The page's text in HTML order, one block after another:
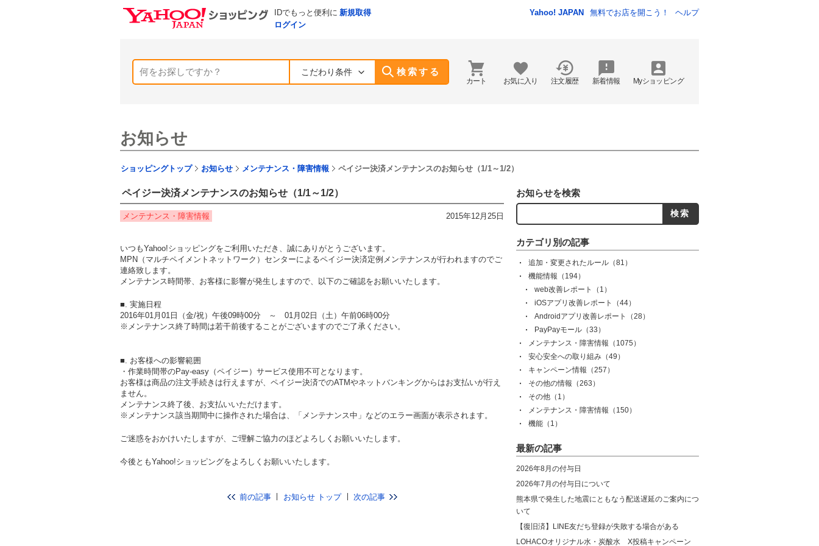
IDでもっと便利に 新規取得 Yahoo! JAPAN 無料でお店を開こう！
ヘルプ
ログイン
こだわり条件 検索する
カート お気に入り 注文履歴 新着情報 Myショッピング
お知らせ
ショッピングトップ お知らせ メンテナンス・障害情報 ペイジー決済メンテナンスのお知らせ（1/1～1/2）
ペイジー決済メンテナンスのお知らせ（1/1～1/2）
メンテナンス・障害情報 2015年12月25日
いつもYahoo!ショッピングをご利用いただき、誠にありがとうございます。
MPN（マルチペイメントネットワーク）センターによるペイジー決済定例メンテナンスが行われますのでご
連絡致します。
メンテナンス時間帯、お客様に影響が発生しますので、以下のご確認をお願いいたします。
■. 実施日程
2016年01月01日（金/祝）午後09時00分 ～ 01月02日（土）午前06時00分
※メンテナンス終了時間は若干前後することがございますのでご了承ください。
■. お客様への影響範囲
・作業時間帯のPay-easy（ペイジー）サービス使用不可となります。
お客様は商品の注文手続きは行えますが、ペイジー決済でのATMやネットバンキングからはお支払いが行え
ません。
メンテナンス終了後、お支払いいただけます。
※メンテナンス該当期間中に操作された場合は、「メンテナンス中」などのエラー画面が表示されます。
ご迷惑をおかけいたしますが、ご理解ご協力のほどよろしくお願いいたします。
今後ともYahoo!ショッピングをよろしくお願いいたします。
前の記事 お知らせ トップ 次の記事
お知らせを検索
カテゴリ別の記事
追加・変更されたルール （81）
機能情報 （194）
web改善レポート
（1）
iOSアプリ改善レポート
（44）
Androidアプリ改善レポート
（28）
PayPayモール （33）
メンテナンス・障害情報 （1075）
安心安全への取り組み （49）
キャンペーン情報 （257）
その他の情報 （263）
その他 （1）
メンテナンス・障害情報 （150）
機能 （1）
最新の記事
2026年8月の付与日
2026年7月の付与日について
熊本県で発生した地震にともなう配送遅延のご案内につ
いて
【復旧済】LINE友だち登録が失敗する場合がある
LOHACOオリジナル水・炭酸水 X投稿キャンペーン